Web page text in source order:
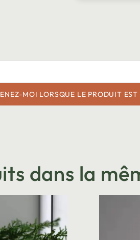
MOI LORSQUE LE PRODUIT
dans la